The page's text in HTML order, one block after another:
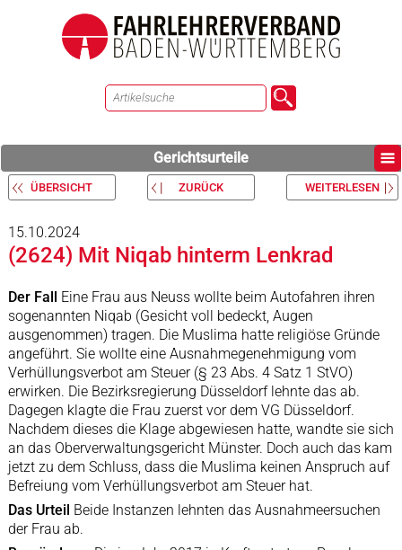
Gerichtsurteile
ÜBERSICHT ZURÜCK WEITERLESEN
15.10.2024
(2624) Mit Niqab hinterm Lenkrad
Der Fall Eine Frau aus Neuss wollte beim Autofahren ihren
sogenannten Niqab (Gesicht voll bedeckt, Augen
ausgenommen) tragen. Die Muslima hatte religiöse Gründe
angeführt. Sie wollte eine Ausnahmegenehmigung vom
Verhüllungsverbot am Steuer (§ 23 Abs. 4 Satz 1 StVO)
erwirken. Die Bezirksregierung Düsseldorf lehnte das ab.
Dagegen klagte die Frau zuerst vor dem VG Düsseldorf.
Nachdem dieses die Klage abgewiesen hatte, wandte sie sich
an das Oberverwaltungsgericht Münster. Doch auch das kam
jetzt zu dem Schluss, dass die Muslima keinen Anspruch auf
Befreiung vom Verhüllungsverbot am Steuer hat.
Das Urteil Beide Instanzen lehnten das Ausnahmeersuchen
der Frau ab.